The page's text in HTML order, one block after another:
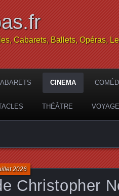
Cabarets, Ballets, Opéras,
CINEMA
THÉÂTRE
Christopher
2026